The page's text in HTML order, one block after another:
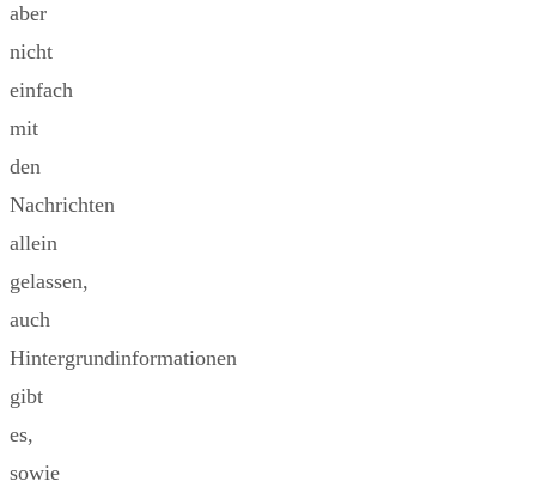
aber
nicht
einfach
mit
den
Nachrichten
allein
gelassen,
auch
Hintergrundinformationen
gibt
es,
sowie